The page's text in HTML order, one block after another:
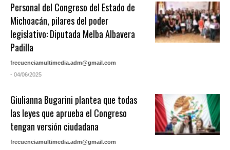
Personal del Congreso del Estado de
Michoacán, pilares del poder
legislativo: Diputada Melba Albavera
Padilla
frecuenciamultimedia.adm@gmail.com
- 04/06/2025
Giulianna Bugarini plantea que todas
las leyes que aprueba el Congreso
tengan versión ciudadana
frecuenciamultimedia.adm@gmail.com